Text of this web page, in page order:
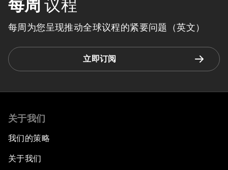
每周 议程
每周为您呈现推动全球议程的紧要问题（英文）
立即订阅
关于我们
我们的策略
关于我们